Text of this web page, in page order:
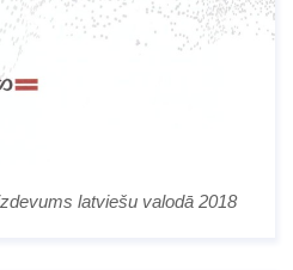
latviešu valodā 2018